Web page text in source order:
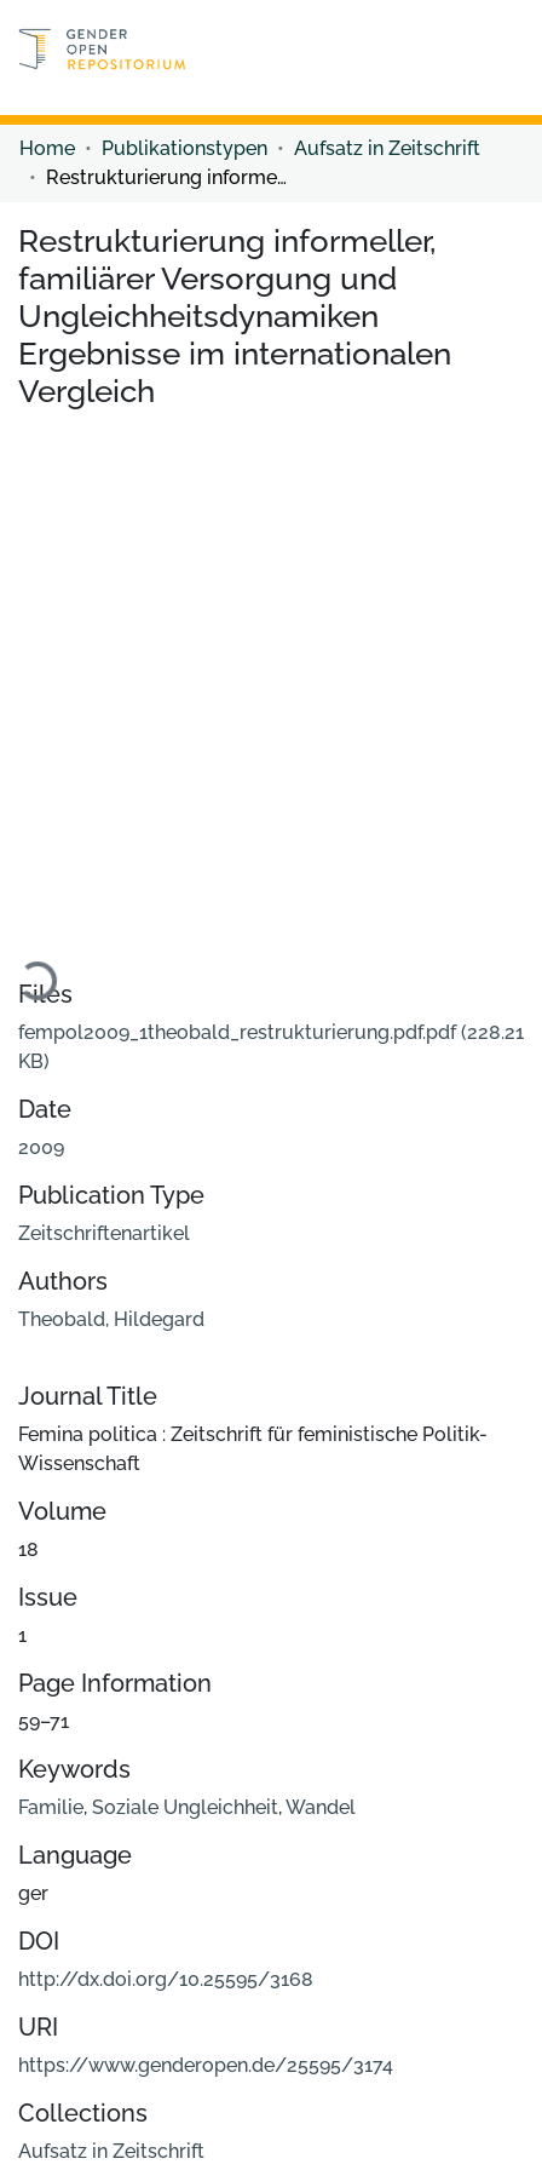
Discover content
Home Publikationstypen
Aufsatz in Zeitschrift
Restrukturierung informeller, familiärer Versorgung und Ungleichheitsdynamiken Ergebnisse im internationalen Vergleich
Restrukturierung informeller,
familiärer Versorgung und
Ungleichheitsdynamiken
Ergebnisse im internationalen
Vergleich
Loading...
Files
fempol2009_1theobald_restrukturierung.pdf.pdf(228.21
KB)
Date
2009
Publication Type
Zeitschriftenartikel
Authors
Theobald, Hildegard
Journal Title
Femina politica : Zeitschrift für feministische Politik-
Wissenschaft
Volume
18
Issue
1
Page Information
59–71
Keywords
Familie, Soziale Ungleichheit,Wandel
Language
ger
DOI
http://dx.doi.org/10.25595/3168
URI
https://www.genderopen.de/25595/3174
Collections
Aufsatz in Zeitschrift